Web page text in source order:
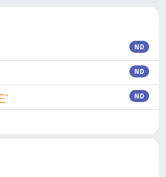
ND
ND
ND